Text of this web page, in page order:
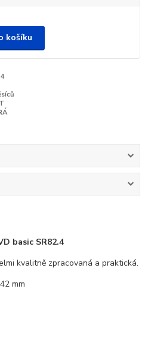
košíku
basic SR82.4
kvalitně zpracovaná a praktická.
mm